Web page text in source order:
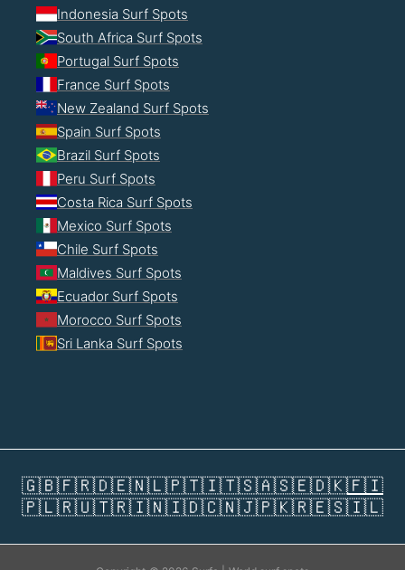
Indonesia Surf Spots
South Africa Surf Spots
Portugal Surf Spots
France Surf Spots
New Zealand Surf Spots
Spain Surf Spots
Brazil Surf Spots
Peru Surf Spots
Costa Rica Surf Spots
Mexico Surf Spots
Chile Surf Spots
Maldives Surf Spots
Ecuador Surf Spots
Morocco Surf Spots
Sri Lanka Surf Spots
🇬🇧🇫🇷🇩🇪🇳🇱🇵🇹🇮🇹🇸🇦🇸🇪🇩🇰🇫🇮
🇵🇱🇷🇺🇹🇷🇮🇳🇮🇩🇨🇳🇯🇵🇰🇷🇪🇸🇮🇱